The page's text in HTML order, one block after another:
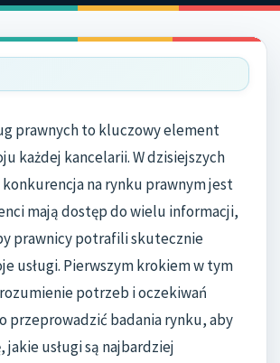
prawnych to kluczowy element
każdej kancelarii. W dzisiejszych
na rynku prawnym jest
mają dostęp do wielu informacji,
prawnicy potrafili skutecznie
usługi. Pierwszym krokiem w tym
potrzeb i oczekiwań
przeprowadzić badania rynku, aby
jakie usługi są najbardziej